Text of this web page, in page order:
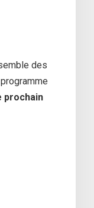
des
prochain